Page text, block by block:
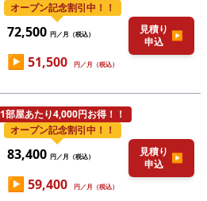
オープン記念割引中！！
72,500 円／月（税込）
▶ 51,500 円／月（税込）
見積り
申込
▶
オープン記念割引中！！
1部屋あたり4,000円お得！！
83,400 円／月（税込）
▶ 59,400 円／月（税込）
見積り
申込
▶